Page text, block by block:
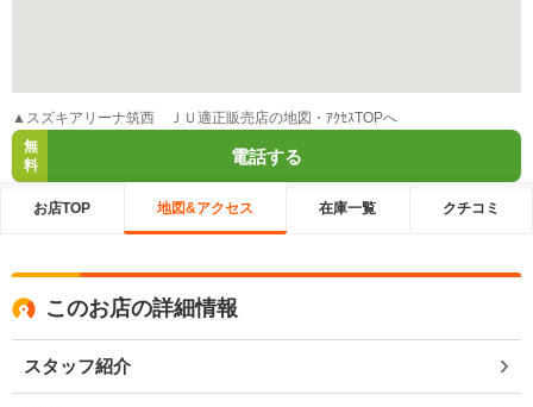
▲スズキアリーナ筑西 ＪＵ適正販売店の地図・ｱｸｾｽTOPへ
無
料
電話する
お店TOP 地図&アクセス 在庫一覧 クチコミ
このお店の詳細情報
スタッフ紹介